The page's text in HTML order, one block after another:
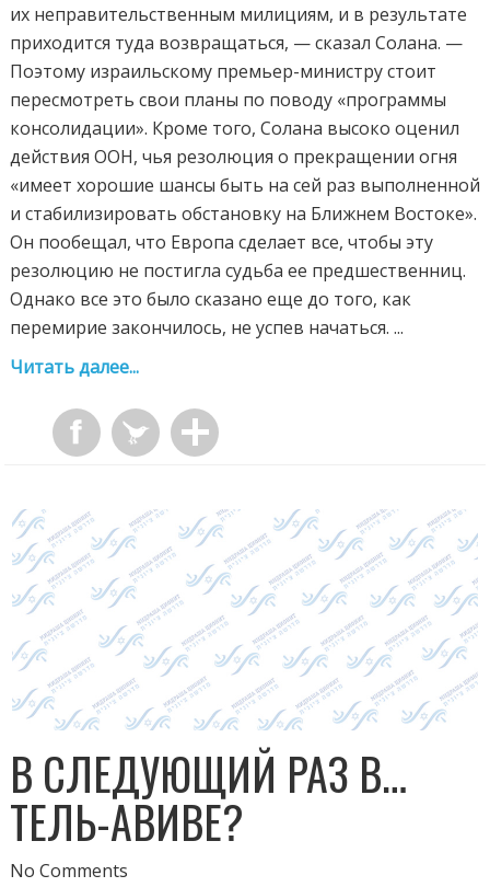
их неправительственным милициям, и в результате
приходится туда возвращаться, — сказал Солана. —
Поэтому израильскому премьер-министру стоит
пересмотреть свои планы по поводу «программы
консолидации». Кроме того, Солана высоко оценил
действия ООН, чья резолюция о прекращении огня
«имеет хорошие шансы быть на сей раз выполненной
и стабилизировать обстановку на Ближнем Востоке».
Он пообещал, что Европа сделает все, чтобы эту
резолюцию не постигла судьба ее предшественниц.
Однако все это было сказано еще до того, как
перемирие закончилось, не успев начаться. ...
Читать далее...
В СЛЕДУЮЩИЙ РАЗ В…
ТЕЛЬ-АВИВЕ?
No Comments